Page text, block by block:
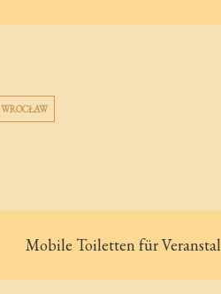
Mobile Toiletten für